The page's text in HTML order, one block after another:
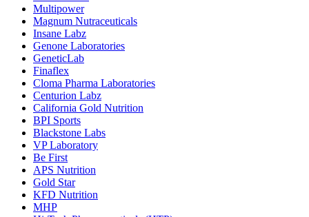
Multipower
Magnum Nutraceuticals
Insane Labz
Genone Laboratories
GeneticLab
Finaflex
Cloma Pharma Laboratories
Centurion Labz
California Gold Nutrition
BPI Sports
Blackstone Labs
VP Laboratory
Be First
APS Nutrition
Gold Star
KFD Nutrition
MHP